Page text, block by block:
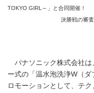
TOKYO GIRL～」と合同開催！
決勝戦の審
パナソニック株式会社は
ー式の「温水泡洗浄W（
ロモーションとして、テ